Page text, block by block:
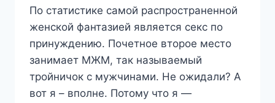
По статистике самой распространенной
женской фантазией является секс по
принуждению. Почетное второе место
занимает МЖМ, так называемый
тройничок с мужчинами. Не ожидали? А
вот я – вполне. Потому что я —